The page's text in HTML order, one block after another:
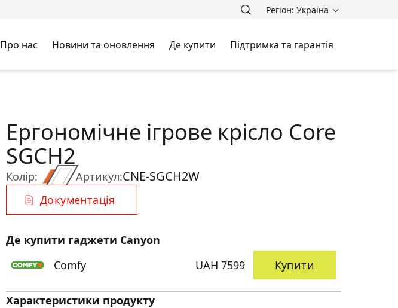
Регіон: Україна
Про нас Новини та оновлення Де купити Підтримка та гарантія
Колір:
Ергономічне ігрове крісло Core
SGCH2
Артикул:CNE-SGCH2W
Документація
Характеристики продукту
Де купити гаджети Canyon
Comfy
UAH 7599 Купити